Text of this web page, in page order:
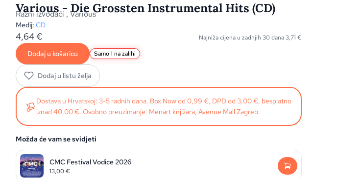
Various - Die Grossten Instrumental Hits (CD)
Razni izvođači , Various
Medij: CD
4,64€ Najniža cijena u zadnjih 30 dana3,71 €
Dodaj u košaricu Samo 1 na zalihi
Dodaj u listu želja
Dostava u Hrvatskoj: 3-5 radnih dana. Box Now od 0,99 €, DPD od 3,00 €, besplatno
iznad 40,00 €. Osobno preuzimanje: Menart knjižara, Avenue Mall Zagreb.
Možda će vam se svidjeti
CMC Festival Vodice 2026
13,00€